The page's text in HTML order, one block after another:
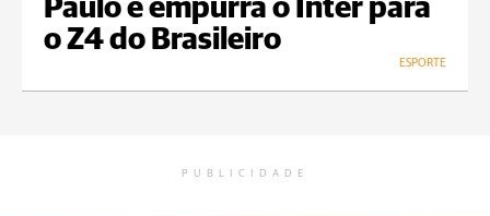
Paulo e empurra o Inter para
o Z4 do Brasileiro
ESPORTE
PUBLICIDADE